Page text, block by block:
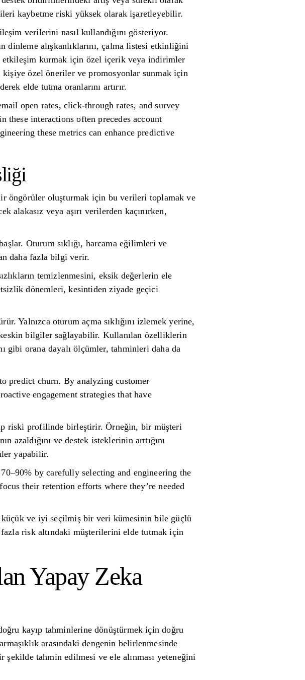
kaybetme riski yüksek olarak işaretleyebilir.
verilerini nasıl kullandığını gösteriyor.
dinleme alışkanlıklarını, çalma listesi etkinliğini
etkileşim kurmak için özel içerik veya indirimler
özel öneriler ve promosyonlar sunmak için
elde tutma oranlarını artırır.
open rates, click-through rates, and survey
these interactions often precedes account
these metrics can enhance predictive
öngörüler oluşturmak için bu verileri toplamak ve
alakasız veya aşırı verilerden kaçınırken,
Oturum sıklığı, harcama eğilimleri ve
daha fazla bilgi verir.
temizlenmesini, eksik değerlerin ele
dönemleri, kesintiden ziyade geçici
Yalnızca oturum açma sıklığını izlemek yerine,
bilgiler sağlayabilir. Kullanılan özelliklerin
gibi orana dayalı ölçümler, tahminleri daha da
predict churn. By analyzing customer
engagement strategies that have
riski profilinde birleştirir. Örneğin, bir müşteri
azaldığını ve destek isteklerinin arttığını
yapabilir.
by carefully selecting and engineering the
their retention efforts where they’re needed
ve iyi seçilmiş bir veri kümesinin bile güçlü
risk altındaki müşterilerini elde tutmak için
Yapay Zeka
kayıp tahminlerine dönüştürmek için doğru
arasındaki dengenin belirlenmesinde
tahmin edilmesi ve ele alınması yeteneğini